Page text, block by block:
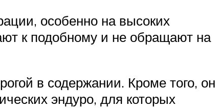
особенно на высоких
к подобному и не обращают на
в содержании. Кроме того, он
эндуро, для которых